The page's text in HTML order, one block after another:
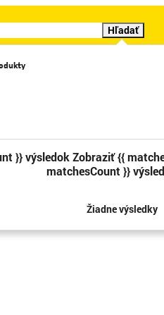
Hľadať
}} výsledok Zobraziť {{
matchesCount }}
Žiadne výsledky
Katalógy